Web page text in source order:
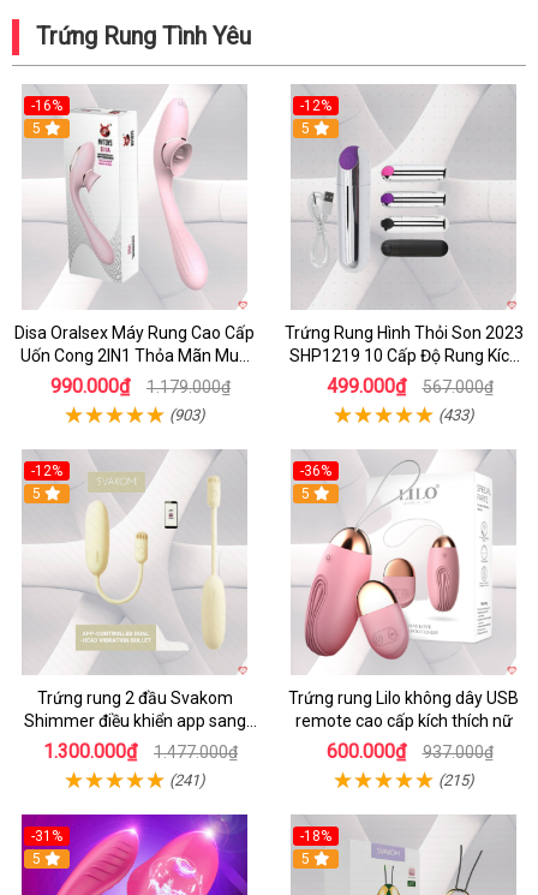
Trứng Rung Tình Yêu
-16%
5
Disa Oralsex Máy Rung Cao Cấp
Uốn Cong 2IN1 Thỏa Mãn Mua
Ngay
990.000₫ 1.179.000₫
(903)
-12%
5
Trứng Rung Hình Thỏi Son 2023
SHP1219 10 Cấp Độ Rung Kích
Thích
499.000₫ 567.000₫
(433)
-12%
5
Trứng rung 2 đầu Svakom
Shimmer điều khiển app sang
trọng chất lượng
1.300.000₫ 1.477.000₫
(241)
-36%
5
Trứng rung Lilo không dây USB
remote cao cấp kích thích nữ
600.000₫ 937.000₫
(215)
-31%
5
-18%
5